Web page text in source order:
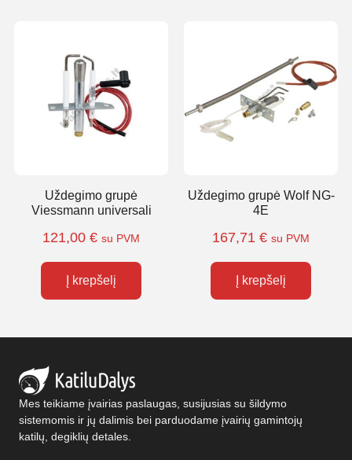
Uždegimo grupė
Viessmann universali
121,00 € su PVM
Į krepšelį
Uždegimo grupė Wolf NG-
4E
167,71 € su PVM
Į krepšelį
Mes teikiame įvairias paslaugas, susijusias su šildymo
sistemomis ir jų dalimis bei parduodame įvairių gamintojų
katilų, degiklių detales.